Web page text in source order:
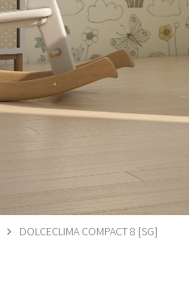
DOLCECLIMA COMPACT 8 [SG]